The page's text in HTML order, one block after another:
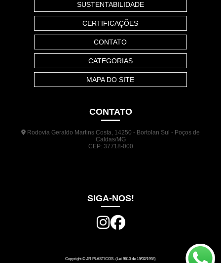
SUSTENTABILIDADE
CERTIFICAÇÕES
CONTATO
CATEGORIAS
MAPA DO SITE
CONTATO
Rodovia Geraldo Martins Costa, 14250 - Bortolan Sul - Poços de
Caldas/MG
CEP: 37718-000
SIGA-NOS!
Copyright © JR PLASTICOS. (Lei 9610 de 19/02/1998)